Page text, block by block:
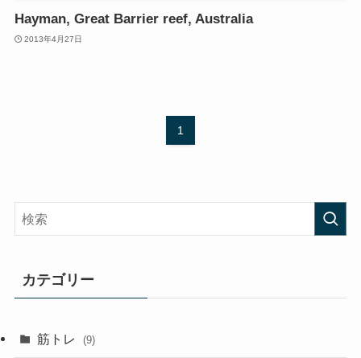
Hayman, Great Barrier reef, Australia
2013年4月27日
1
カテゴリー
筋トレ (9)